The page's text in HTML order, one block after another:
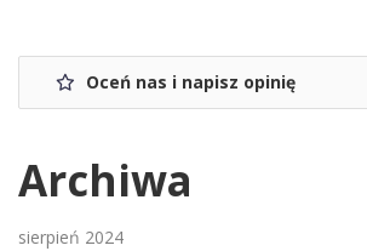
Oceń nas i napisz opinię
Archiwa
sierpień 2024